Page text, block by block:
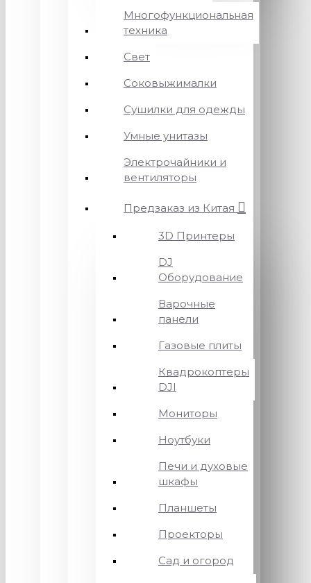
Многофункциональная
техника
Свет
Соковыжималки
Сушилки для одежды
Умные унитазы
Электрочайники и
вентиляторы
Предзаказ из Китая
3D Принтеры
DJ
Оборудование
Варочные
панели
Газовые плиты
Квадрокоптеры
DJI
Мониторы
Ноутбуки
Печи и духовые
шкафы
Планшеты
Проекторы
Сад и огород